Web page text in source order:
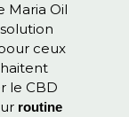
Maria Oil
ceux
le CBD
routine